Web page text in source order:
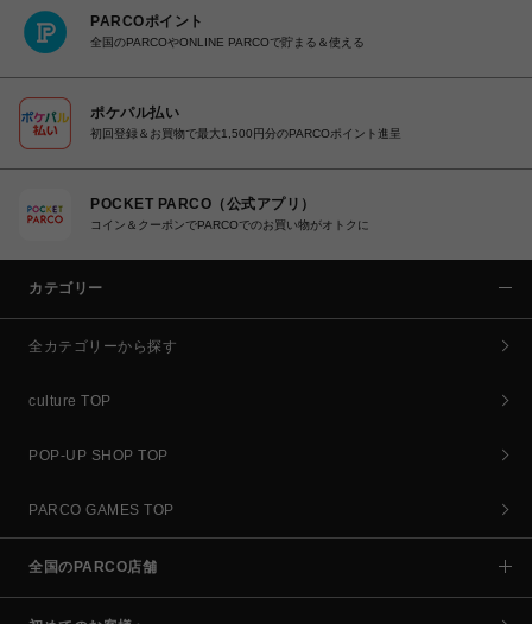
PARCOポイント
全国のPARCOやONLINE PARCOで貯まる＆使える
ポケパル払い
初回登録＆お買物で最大1,500円分のPARCOポイント進呈
POCKET PARCO（公式アプリ）
コイン＆クーポンでPARCOでのお買い物がオトクに
カテゴリー
全カテゴリーから探す
culture TOP
POP-UP SHOP TOP
PARCO GAMES TOP
全国のPARCO店舗